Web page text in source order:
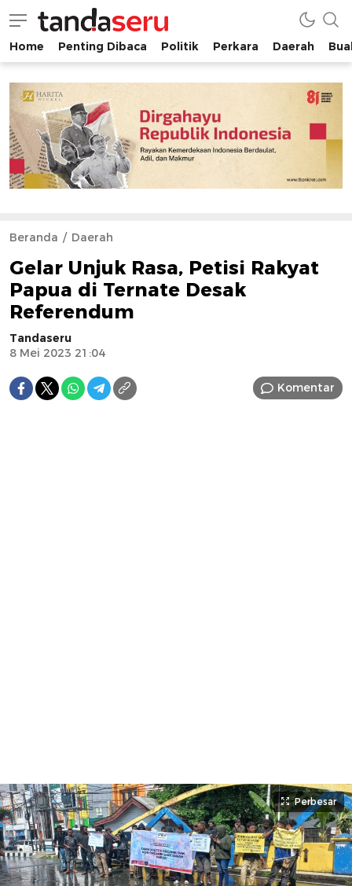
tandaseru.com | Penting Dibaca
tandaseru.com
Home Penting Dibaca Politik Perkara Daerah
Beranda Daerah
Gelar Unjuk Rasa, Petisi Rakyat
Papua di Ternate Desak
Referendum
Tandaseru
8 Mei 2023 21:04
Komentar
Perbesar